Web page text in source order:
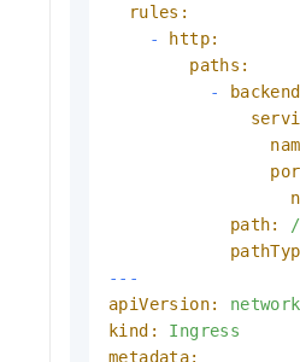
rules:
-
http:
paths:
-
path:
---
apiVersion:
kind:
Ingress
metadata: